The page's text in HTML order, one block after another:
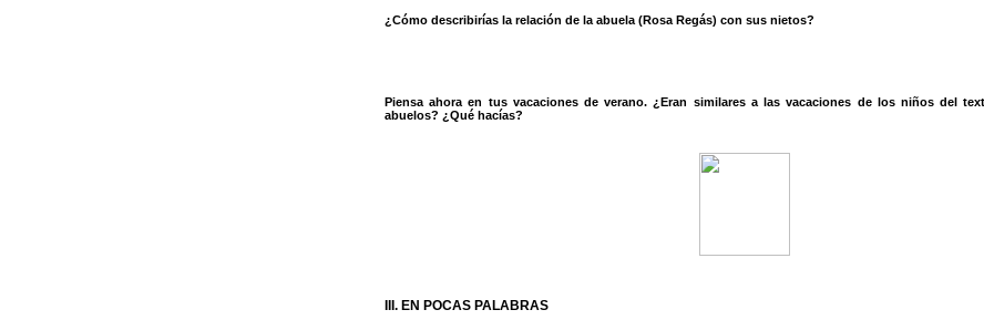
¿Cómo describirías la relación de la abuela (Rosa Regás) con sus nietos?
Piensa ahora en tus vacaciones de verano. ¿Eran similares a las vacaciones de los niños del
abuelos? ¿Qué hacías?
III. EN POCAS PALABRAS